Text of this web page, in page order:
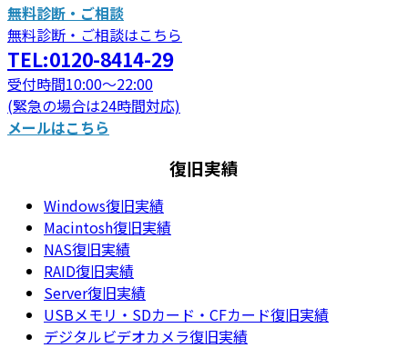
無料診断・ご相談
無料診断・ご相談はこちら
TEL:0120-8414-29
受付時間10:00～22:00
(緊急の場合は24時間対応)
メールはこちら
復旧実績
Windows復旧実績
Macintosh復旧実績
NAS復旧実績
RAID復旧実績
Server復旧実績
USBメモリ・SDカード・CFカード復旧実績
デジタルビデオカメラ復旧実績